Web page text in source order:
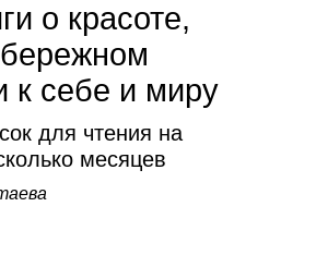
о красоте,
к себе и миру
для чтения на
месяцев